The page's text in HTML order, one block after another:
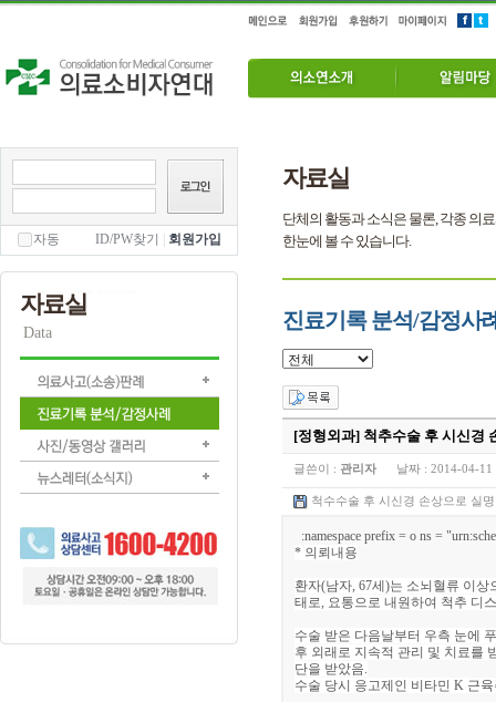
자동 ID/PW찾기 회원가입
자료실
Data
자료실
단체의 활동과 소식은 물론, 각종 의
한눈에 볼 수 있습니다.
진료기록 분석/감정사
[정형외과] 척추수술 후 시신경
글쓴이 : 관리자 날짜 : 2014-04-11
척수수술 후 시신경 손상으로 실
:namespace prefix = o ns =
* 의뢰내용
환자(남자, 67세 )는 소뇌혈류 이상
태로, 요통으로 내원하여 척추 디
수술 받은 다음날부터 우측 눈에
후 외래로 지속적 관리 및 치료를
단을 받았음.
수술 당시 응고제인 비타민 K 근